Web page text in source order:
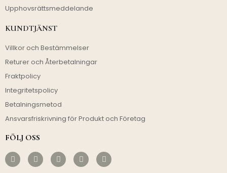
Upphovsrättsmeddelande
KUNDTJÄNST
Villkor och Bestämmelser
Returer och Återbetalningar
Fraktpolicy
Integritetspolicy
Betalningsmetod
Ansvarsfriskrivning för Produkt och Företag
FÖLJ OSS